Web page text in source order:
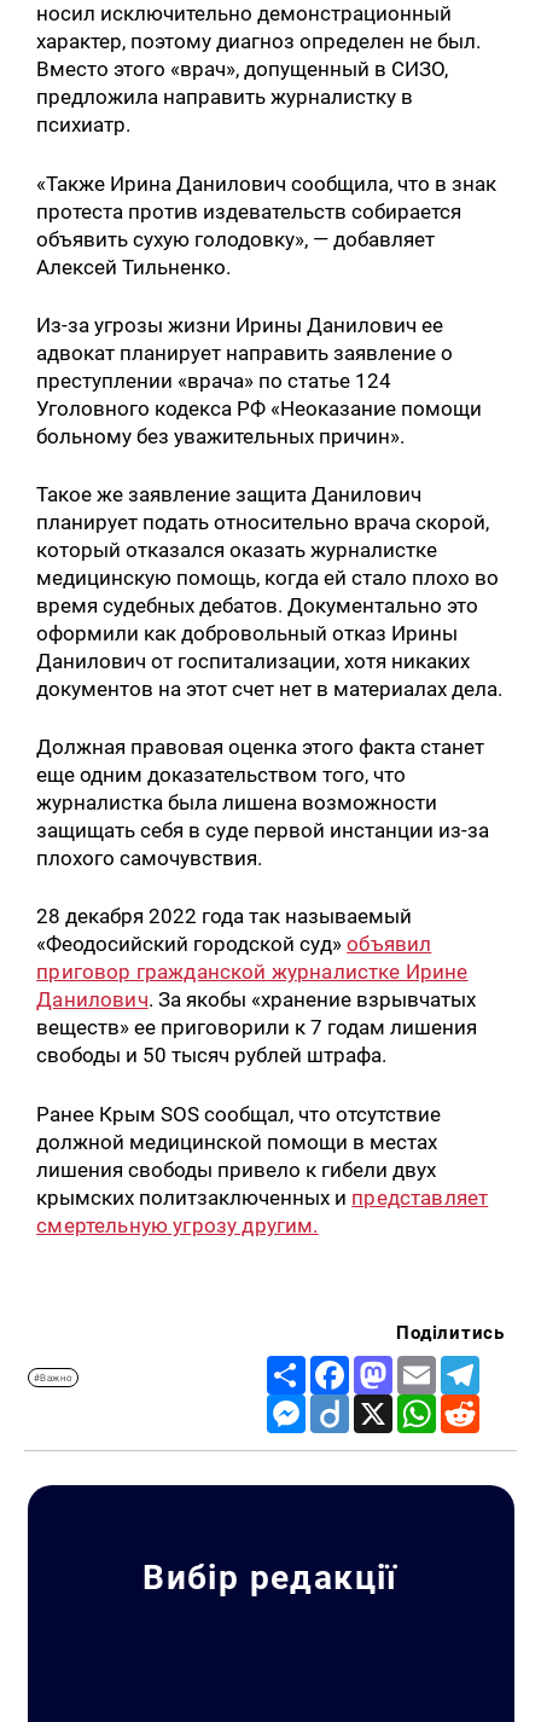
носил исключительно демонстрационный
характер, поэтому диагноз определен не был.
Вместо этого «врач», допущенный в СИЗО,
предложила направить журналистку в
психиатр.
«Также Ирина Данилович сообщила, что в знак
протеста против издевательств собирается
объявить сухую голодовку», — добавляет
Алексей Тильненко.
Из-за угрозы жизни Ирины Данилович ее
адвокат планирует направить заявление о
преступлении «врача» по статье 124
Уголовного кодекса РФ «Неоказание помощи
больному без уважительных причин».
Такое же заявление защита Данилович
планирует подать относительно врача скорой,
который отказался оказать журналистке
медицинскую помощь, когда ей стало плохо во
время судебных дебатов. Документально это
оформили как добровольный отказ Ирины
Данилович от госпитализации, хотя никаких
документов на этот счет нет в материалах дела.
Должная правовая оценка этого факта станет
еще одним доказательством того, что
журналистка была лишена возможности
защищать себя в суде первой инстанции из-за
плохого самочувствия.
28 декабря 2022 года так называемый
«Феодосийский городской суд»объявил
приговор гражданской журналистке Ирине
Данилович. За якобы «хранение взрывчатых
веществ» ее приговорили к 7 годам лишения
свободы и 50 тысяч рублей штрафа.
Ранее Крым SOS сообщал, что отсутствие
должной медицинской помощи в местах
лишения свободы привело к гибели двух
крымских политзаключенных и представляет
смертельную угрозу другим.
#Важно
Поділитись
Share FacebookMastodon
Email
Messenger
Diigo X WhatsApp
Вибір редакції